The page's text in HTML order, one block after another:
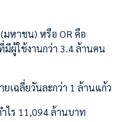
หาชน) หรือ OR คือ
มีผู้ใช้งานกว่า 3.4 ล้านคน
เฉลี่ยวันละกว่า 1 ล้านแก้ว
ไร 11,094 ล้านบาท